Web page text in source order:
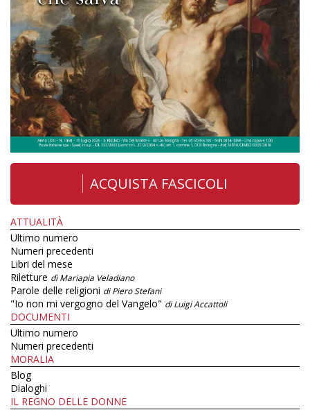
ACQUISTA FASCICOLI
ATTUALITÀ
Ultimo numero
Numeri precedenti
Libri del mese
Riletture di Mariapia Veladiano
Parole delle religioni di Piero Stefani
"Io non mi vergogno del Vangelo" di Luigi Accattoli
DOCUMENTI
Ultimo numero
Numeri precedenti
MORALIA
Blog
Dialoghi
IL REGNO DELLE DONNE